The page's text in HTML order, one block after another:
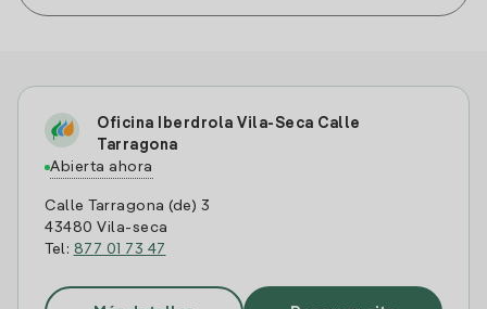
Oficina Iberdrola Vila-Seca Calle
Tarragona
Abierta ahora
Calle Tarragona (de) 3
43480 Vila-seca
Tel: 877 01 73 47